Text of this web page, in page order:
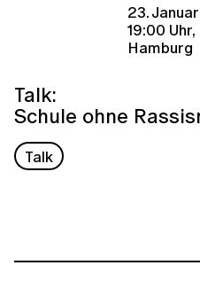
23.
19:00 Uhr,
Hamburg
Talk:
Schule ohne
Talk